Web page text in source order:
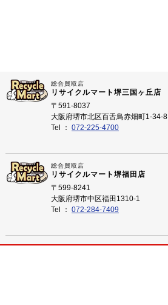
総合買取店
リサイクルマート堺三国ヶ丘店
〒591-8037
大阪府堺市北区百舌鳥赤畑町1-34-8
Tel ： 072-225-4700
総合買取店
リサイクルマート堺福田店
〒599-8241
大阪府堺市中区福田1310-1
Tel ： 072-284-7409